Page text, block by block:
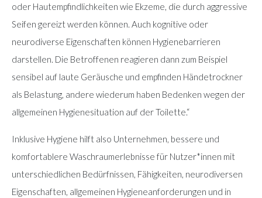
oder Hautempfindlichkeiten wie Ekzeme, die durch aggressive
Seifen gereizt werden können. Auch kognitive oder
neurodiverse Eigenschaften können Hygienebarrieren
darstellen. Die Betroffenen reagieren dann zum Beispiel
sensibel auf laute Geräusche und empfinden Händetrockner
als Belastung, andere wiederum haben Bedenken wegen der
allgemeinen Hygienesituation auf der Toilette.“
Inklusive Hygiene hilft also Unternehmen, bessere und
komfortablere Waschraumerlebnisse für Nutzer*innen mit
unterschiedlichen Bedürfnissen, Fähigkeiten, neurodiversen
Eigenschaften, allgemeinen Hygieneanforderungen und in